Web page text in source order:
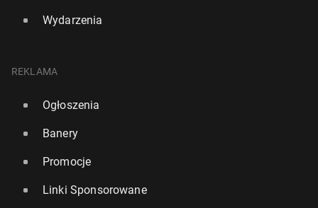
Wydarzenia
REKLAMA
Ogłoszenia
Banery
Promocje
Linki Sponsorowane